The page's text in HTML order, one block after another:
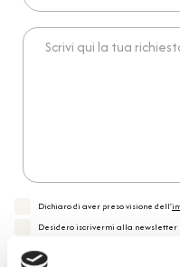
Scrivi qui la tua richiesta*
Dichiaro di aver preso visione dell'
Desidero iscrivermi alla newsletter